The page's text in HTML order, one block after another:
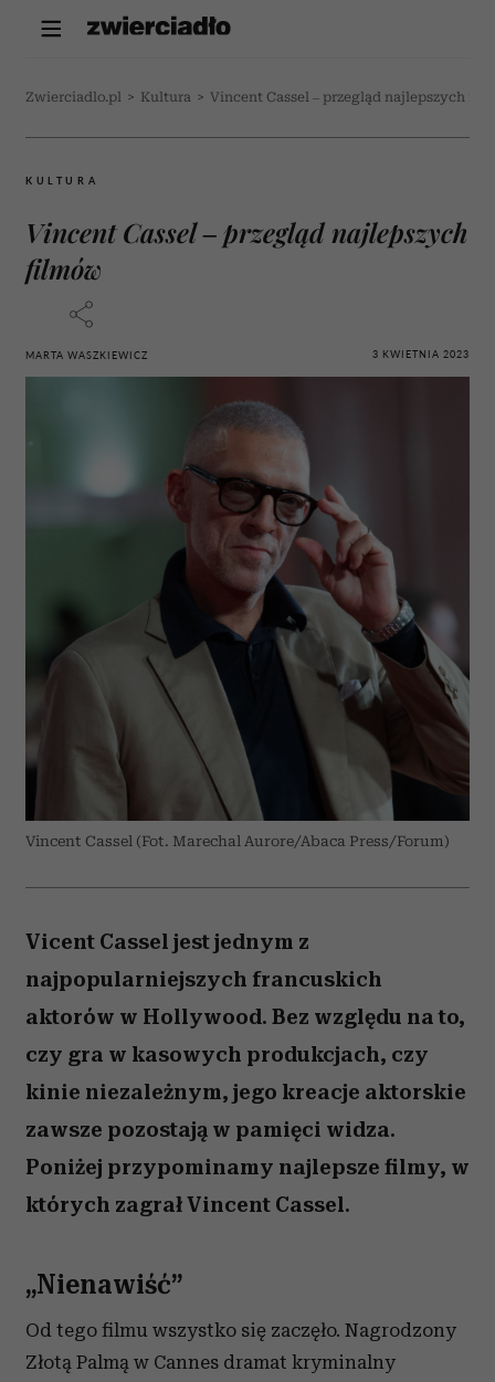
Zwierciadlo.pl > Kultura > Vincent Cassel – przegląd najlepszych
KULTURA
Vincent Cassel – przegląd najlepszych
filmów
MARTA WASZKIEWICZ 3 KWIETNIA 2023
Vincent Cassel (Fot. Marechal Aurore/Abaca Press/Forum)
Vicent Cassel jest jednym z
najpopularniejszych francuskich
aktorów w Hollywood. Bez względu na to,
czy gra w kasowych produkcjach, czy
kinie niezależnym, jego kreacje aktorskie
zawsze pozostają w pamięci widza.
Poniżej przypominamy najlepsze filmy, w
których zagrał Vincent Cassel.
„Nienawiść”
Od tego filmu wszystko się zaczęło. Nagrodzony
Złotą Palmą w Cannes dramat kryminalny